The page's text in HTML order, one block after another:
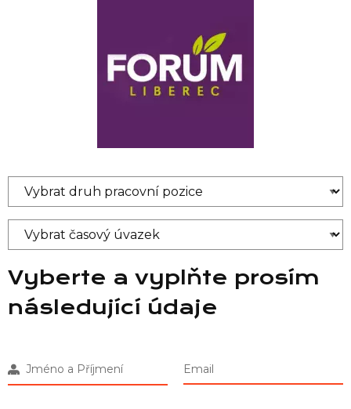
Vyberte a vyplňte prosím
následující údaje
Jméno a Příjmení Email